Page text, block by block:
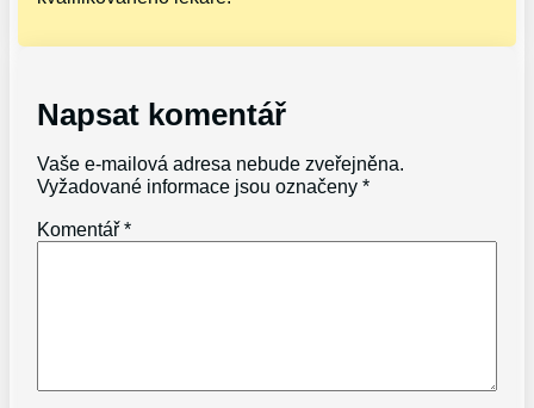
Napsat komentář
Vaše e-mailová adresa nebude zveřejněna.
Vyžadované informace jsou označeny*
Komentář*